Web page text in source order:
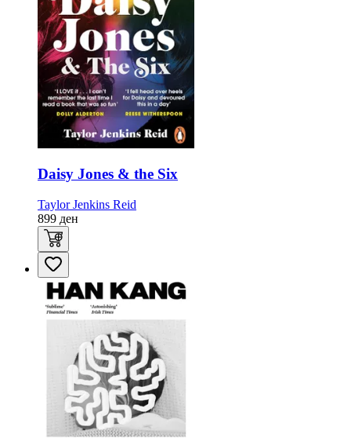
Daisy Jones & the Six
Taylor Jenkins Reid
899 ден